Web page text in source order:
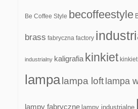
Be Coffee Style becoffeestyle
brass fabryczna factory
industrialny kaligrafia kinkiet
lampa lampa loft lampa
lampy fabryczne lampy industrialne